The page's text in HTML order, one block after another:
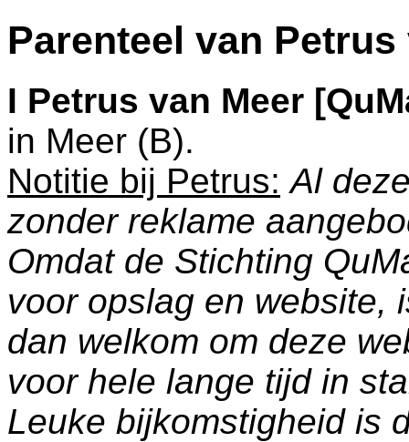
Parenteel van Petrus
I Petrus van Meer
in Meer (B).
Notitie bij Petrus: Al
zonder reklame
Omdat de Stichting
voor opslag en website,
dan welkom om deze
voor hele lange tijd in
Leuke bijkomstigheid is